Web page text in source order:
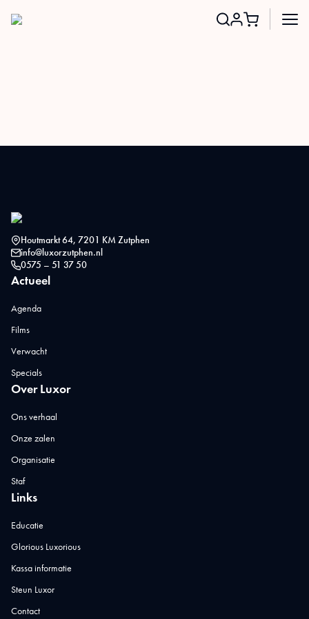
Houtmarkt 64, 7201 KM Zutphen
info@luxorzutphen.nl
0575 – 51 37 50
Actueel
Agenda
Films
Verwacht
Specials
Over Luxor
Ons verhaal
Onze zalen
Organisatie
Staf
Links
Educatie
Glorious Luxorious
Kassa informatie
Steun Luxor
Contact